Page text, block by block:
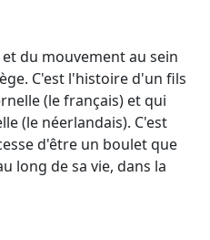
du mouvement au sein
C'est l'histoire d'un fils
(le français) et qui
(le néerlandais). C'est
d'être un boulet que
long de sa vie, dans la